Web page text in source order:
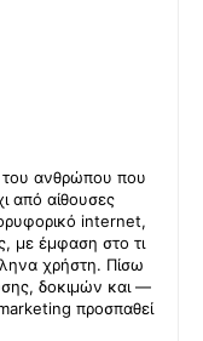
του ανθρώπου που
από αίθουσες
internet,
με έμφαση στο τι
χρήστη. Πίσω
δοκιμών και —
προσπαθεί